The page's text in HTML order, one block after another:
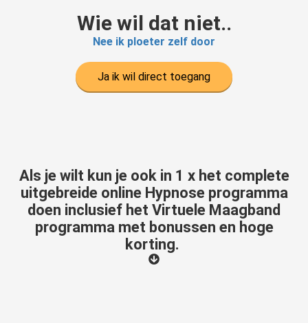
Wie wil dat niet..
Nee ik ploeter zelf door
Ja ik wil direct toegang
Als je wilt kun je ook in 1 x het complete
uitgebreide online Hypnose programma
doen inclusief het Virtuele Maagband
programma met bonussen en hoge
korting.